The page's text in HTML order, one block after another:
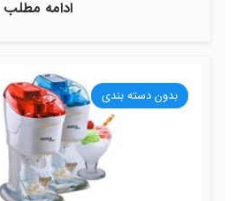
ادامه مطلب
بدون دسته بندی